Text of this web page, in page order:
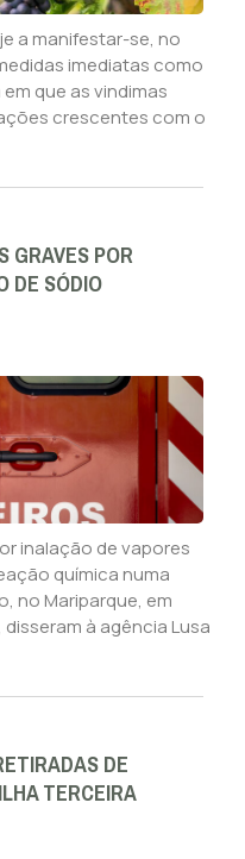
a manifestar-se, no
imediatas como
que as vindimas
crescentes com o
GRAVES POR
DE SÓDIO
inalação de vapores
química numa
no Mariparque, em
disseram à agência Lusa
DE
TERCEIRA